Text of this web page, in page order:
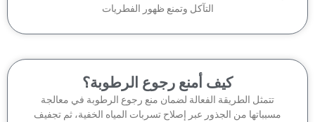
التآكل وتمنع ظهور الفطريات
كيف أمنع رجوع الرطوبة؟
تتمثل الطريقة الفعالة لضمان منع رجوع الرطوبة في معالجة
من الجذور عبر إصلاح تسربات المياه الخفية، ثم تجفيف